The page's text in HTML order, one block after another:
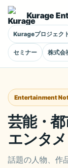
Kurage
Kurageプロジェク
セミナー 株式会
Entertainment
芸能・都
エンタ
話題の人物、作